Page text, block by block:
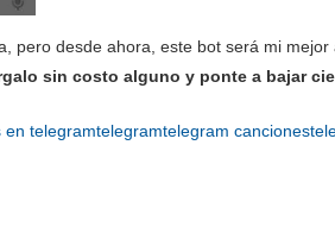
pero desde ahora, este bot será mi
sin costo alguno y ponte a bajar
en telegramtelegramtelegram canciones